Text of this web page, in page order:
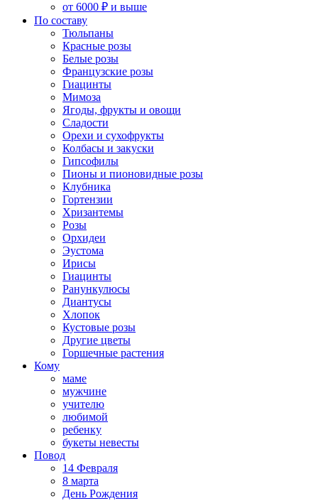
от 6000 ₽ и выше
По составу
Тюльпаны
Красные розы
Белые розы
Французские розы
Гиацинты
Мимоза
Ягоды, фрукты и овощи
Сладости
Орехи и сухофрукты
Колбасы и закуски
Гипсофилы
Пионы и пионовидные розы
Клубника
Гортензии
Хризантемы
Розы
Орхидеи
Эустома
Ирисы
Гиацинты
Ранункулюсы
Диантусы
Хлопок
Кустовые розы
Другие цветы
Горшечные растения
Кому
маме
мужчине
учителю
любимой
ребенку
букеты невесты
Повод
14 Февраля
8 марта
День Рождения